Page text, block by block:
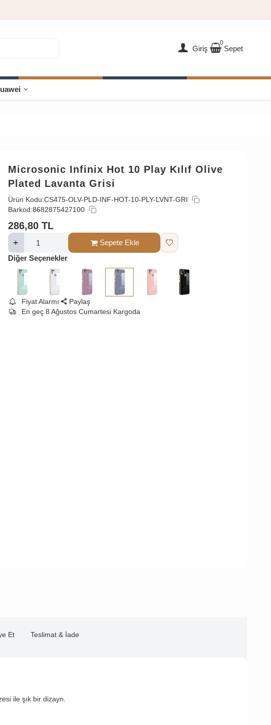
Giriş
0
Sepet
Microsonic Infinix Hot 10 Play Kılıf Olive
Plated Lavanta Grisi
Ürün Kodu:CS475-OLV-PLD-INF-HOT-10-PLY-LVNT-GRI
Barkod:8682875427100
286,80 TL
Sepete Ekle
Diğer Seçenekler
Fiyat Alarmı
Paylaş
En geç 8 Ağustos Cumartesi Kargoda
Et Teslimat & İade
ile şık bir dizayn.